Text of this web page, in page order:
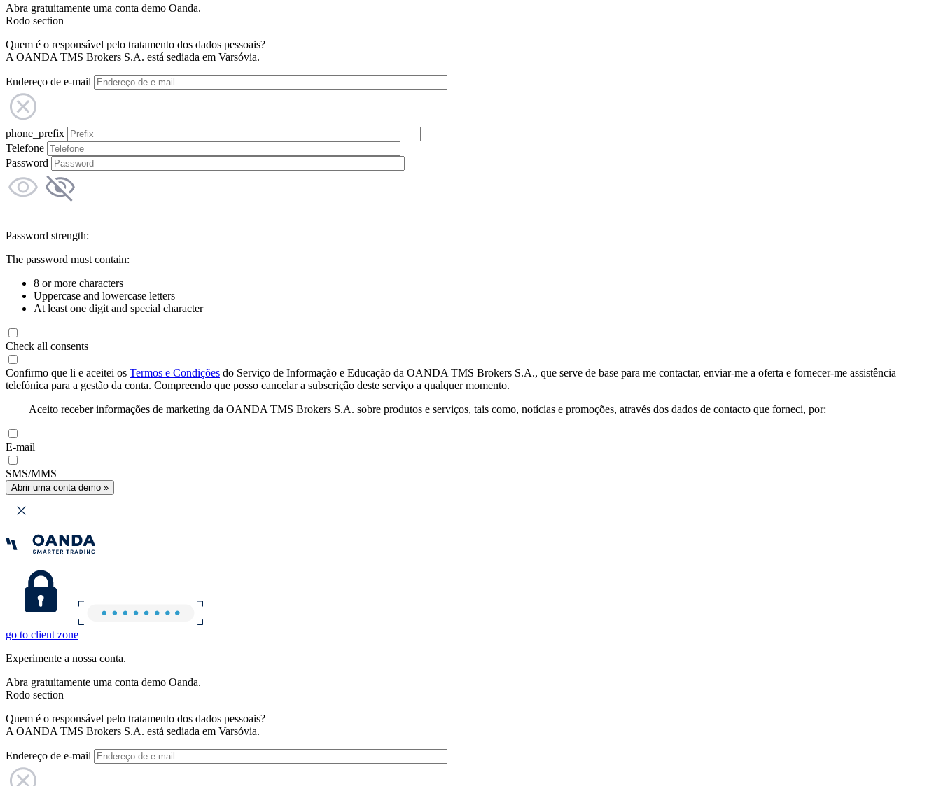
Abra gratuitamente uma conta demo Oanda.
Rodo section
Quem é o responsável pelo tratamento dos dados pessoais?
A OANDA TMS Brokers S.A. está sediada em Varsóvia.
Endereço de e-mail
phone_prefix
Telefone
Password
Password strength:
The password must contain:
8 or more characters
Uppercase and lowercase letters
At least one digit and special character
Check all consents
Confirmo que li e aceitei os Termos e Condições do Serviço de Informação e Educação da OANDA TMS Brokers S.A., que serve de base para me contactar, enviar-me a oferta e fornecer-me assistência
telefónica para a gestão da conta. Compreendo que posso cancelar a subscrição deste serviço a qualquer momento.
Aceito receber informações de marketing da OANDA TMS Brokers S.A. sobre produtos e serviços, tais como, notícias e promoções, através dos dados de contacto que forneci, por:
E-mail
SMS/MMS
Abrir uma conta demo »
go to client zone
Experimente a nossa conta.
Abra gratuitamente uma conta demo Oanda.
Rodo section
Quem é o responsável pelo tratamento dos dados pessoais?
A OANDA TMS Brokers S.A. está sediada em Varsóvia.
Endereço de e-mail